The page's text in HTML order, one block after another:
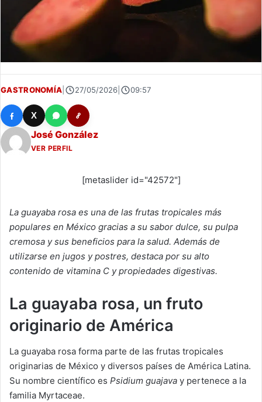
GASTRONOMÍA 27/05/2026 09:57
X
José González
VER PERFIL
[metaslider id="42572"]
La guayaba rosa es una de las frutas tropicales más
populares en México gracias a su sabor dulce, su pulpa
cremosa y sus beneficios para la salud. Además de
utilizarse en jugos y postres, destaca por su alto
contenido de vitamina C y propiedades digestivas.
La guayaba rosa, un fruto
originario de América
La guayaba rosa forma parte de las frutas tropicales
originarias de México y diversos países de América Latina.
Su nombre científico es Psidium guajava y pertenece a la
familia Myrtaceae.